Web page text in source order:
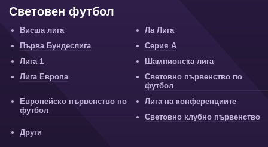
Световен футбол
Висша лига
Ла Лига
Първа Бундеслига
Серия А
Лига 1
Шампионска лига
Лига Европа
Световно първенство по
футбол
Европейско първенство по
футбол
Лига на конференциите
Световно клубно първенство
Други